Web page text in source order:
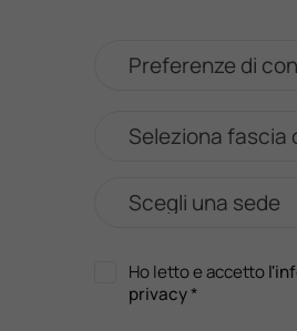
Ho letto e accetto
privacy*